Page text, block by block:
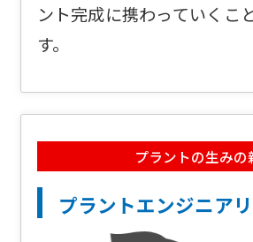
ント完成に携わっていくこ
す。
プラントエンジニア
プラントの生みの